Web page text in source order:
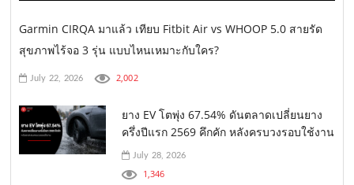
Garmin CIRQA มาแล้ว เทียบ Fitbit Air vs WHOOP 5.0 สายรัด
สุขภาพไร้จอ 3 รุ่น แบบไหนเหมาะกับใคร?
July 22, 2026 2,002
ยาง EV โตพุ่ง 67.54% ดันตลาดเปลี่ยนยาง
ครึ่งปีแรก 2569 คึกคัก หลังครบวงรอบใช้งาน
July 28, 2026
1,346